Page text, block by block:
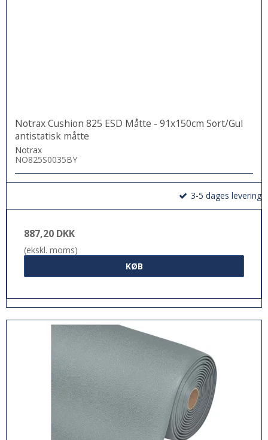
Notrax Cushion 825 ESD Måtte - 91x150cm Sort/Gul
antistatisk måtte
Notrax
NO825S0035BY
3-5 dages levering
887,20 DKK
(ekskl. moms)
KØB